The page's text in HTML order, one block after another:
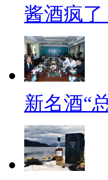
酱酒疯了
新名酒“